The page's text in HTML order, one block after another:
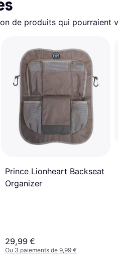
de produits qui pourraient
Prince Lionheart Backseat
Organizer
29,99 €
Ou 3 paiements de 9,99 €